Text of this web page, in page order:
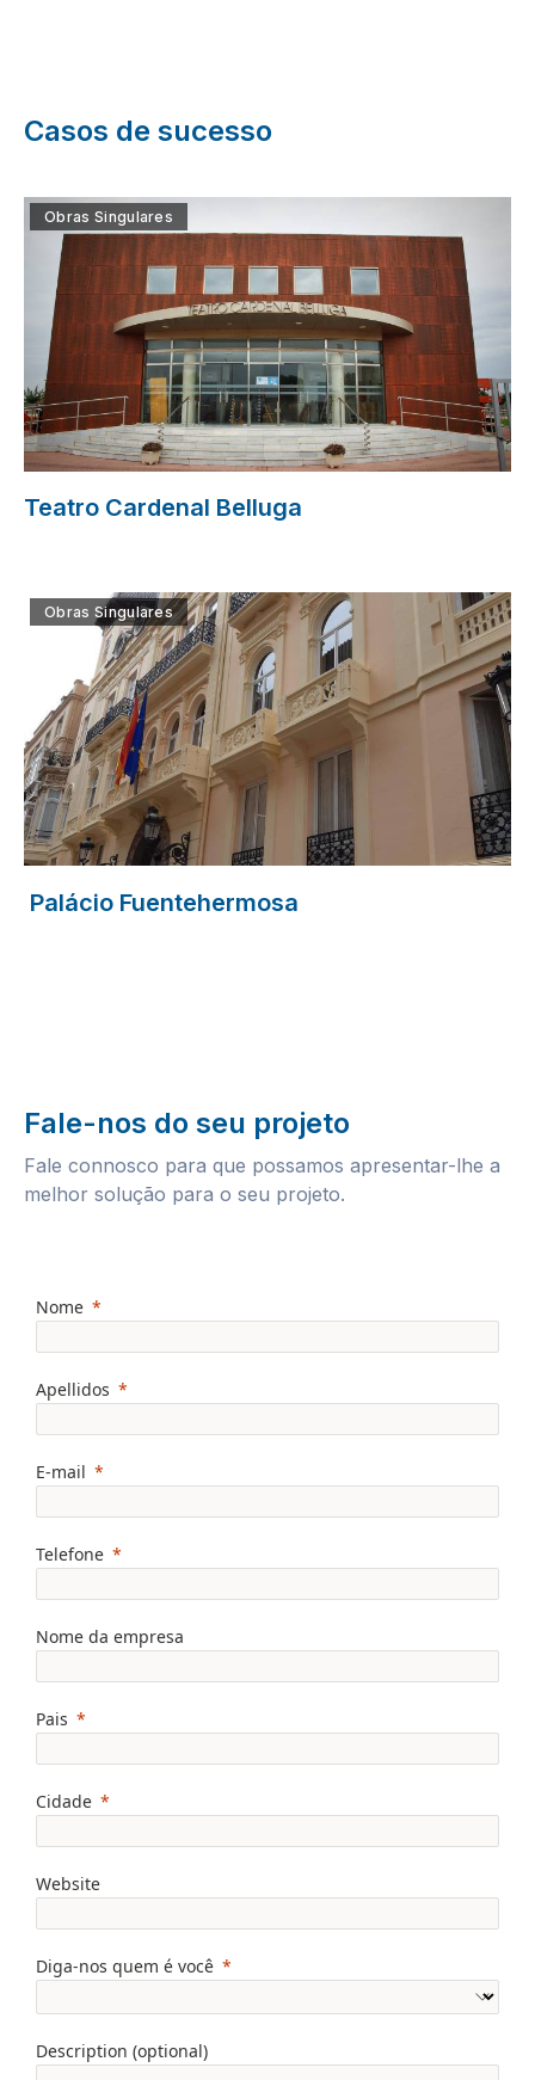
Casos de sucesso
Obras Singulares
Teatro Cardenal Belluga
Obras Singulares
Palácio Fuentehermosa
Fale-nos do seu projeto
Fale connosco para que possamos apresentar-lhe a
melhor solução para o seu projeto.
Nome
Apellidos
E-mail
Telefone
Nome da empresa
Pais
Cidade
Website
Diga-nos quem é você
Description (optional)